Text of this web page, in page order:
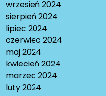
wrzesień 2024
sierpień 2024
lipiec 2024
czerwiec 2024
maj 2024
kwiecień 2024
marzec 2024
luty 2024